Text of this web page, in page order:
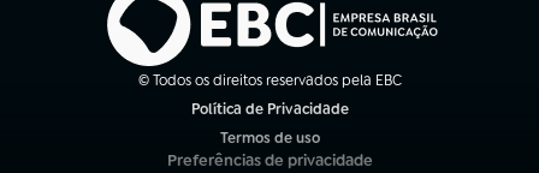
© Todos os direitos reservados pela EBC
Política de Privacidade
Termos de uso
(abre em nova aba)
Preferências de privacidade